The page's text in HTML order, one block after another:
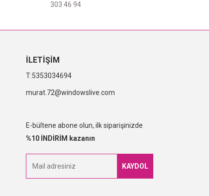
303 46 94
İLETİŞİM
5353034694
murat.72@windowslive.com
E-bültene abone olun, ilk siparişinizde
%10 İNDİRİM kazanın
KAYDOL